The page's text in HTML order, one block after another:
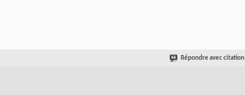
Répondre avec citation